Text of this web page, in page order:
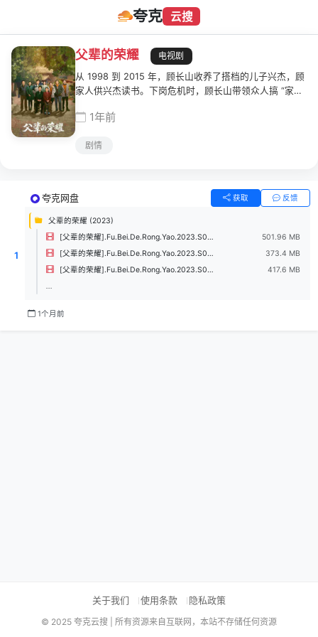
夸克 云搜
父辈的荣耀
电视剧
从 1998 到 2015 年，顾长山收养了搭档的儿子兴杰，顾
家人供兴杰读书。下岗危机时，顾长山带领众人搞 “家庭
回大山，化解家人危机后，接下动员移民任务，决心留下
1年前
剧情
1
夸克网盘 获取 反馈
父辈的荣耀 (2023)
[父辈的荣耀].Fu.Bei.De.Rong.Yao.2023.S01E30.1080p.WEB-DL.H264.AAC-UBWEB.mp4
501.96 MB
[父辈的荣耀].Fu.Bei.De.Rong.Yao.2023.S01E29.1080p.WEB-DL.H264.AAC-UBWEB.mp4
373.4 MB
[父辈的荣耀].Fu.Bei.De.Rong.Yao.2023.S01E28.1080p.WEB-DL.H264.AAC-UBWEB.mp4
417.6 MB
...
1个月前
关于我们 使用条款 隐私政策
© 2025 夸克云搜 | 所有资源来自互联网，本站不存储任何资源